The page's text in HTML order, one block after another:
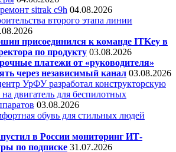
ремонт sitrak c9h 04.08.2026
второго этапа линии
присоединился к команде ITKey в
по продукту 03.08.2026
платежи от «руководителя»
через независимый канал 03.08.2026
УрФУ разработал конструкторскую
двигатель для беспилотных
03.08.2026
обувь для стильных людей
в России мониторинг ИТ-
по подписке 31.07.2026